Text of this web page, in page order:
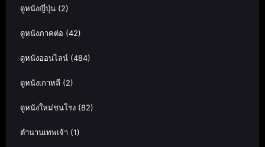
ดูหนังญี่ปุ่น (2)
ดูหนังภาคต่อ (42)
ดูหนังออนไลน์ (484)
ดูหนังเกาหลี (2)
ดูหนังใหม่ชนโรง (82)
ตำนานเทพเจ้า (1)